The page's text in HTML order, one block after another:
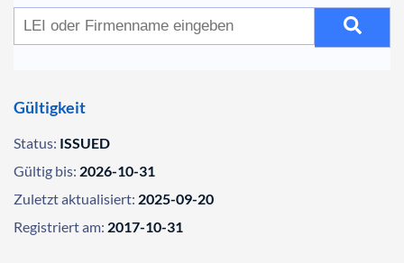
Gültigkeit
Status: ISSUED
Gültig bis: 2026-10-31
Zuletzt aktualisiert: 2025-09-20
Registriert am: 2017-10-31